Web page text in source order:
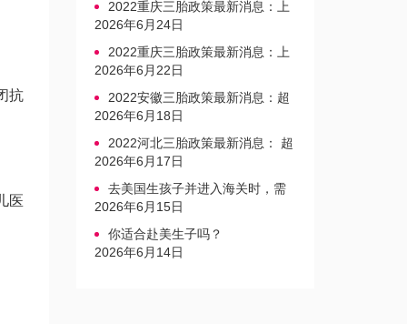
抗
医
2022重庆三胎政策最新消息：上
户口、办准生证指南
2026年6月24日
2022重庆三胎政策最新消息：上
户口、办准生证指南
2026年6月22日
2022安徽三胎政策最新消息：超
生家庭罚款标准更新
2026年6月18日
2022河北三胎政策最新消息： 超
生三孩不再缴纳社会抚养费
2026年6月17日
去美国生孩子并进入海关时，需
要注意的事项是什么？
2026年6月15日
你适合赴美生子吗？
2026年6月14日